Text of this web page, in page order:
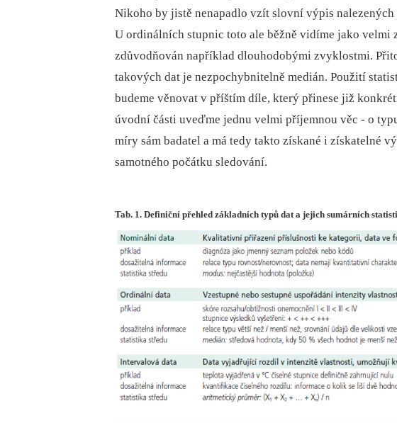
Nikoho by jistě nenapadlo vzít slovní výpis
U ordinálních stupnic toto ale běžně vidíme jako velmi
zdůvodňován například dlouhodobými zvyklostmi.
takových dat je nezpochybnitelně medián. Použití
budeme věnovat v příštím díle, který přinese již
úvodní části uveďme jednu velmi příjemnou věc -⁠ o
míry sám badatel a má tedy takto získané i získatelné
samotného počátku sledování.
Tab. 1. Definiční přehled základních typů dat a jejich sumárních